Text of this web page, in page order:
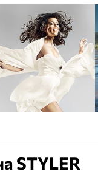
STYLER